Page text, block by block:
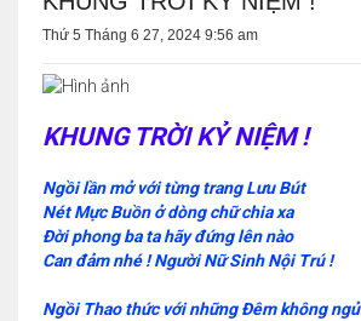
Thứ 5 Tháng 6 27, 2024 9:56 am
KHUNG TRỜI KỶ NIỆM !
Ngồi lần mở với từng trang Lưu Bút
Nét Mực Buồn ở dòng chữ chia xa
Đời phong ba ta hãy đứng lên nào
Can đảm nhé ! Người Nữ Sinh Nội Trú !
Ngồi Thao thức với những Đêm không ngủ